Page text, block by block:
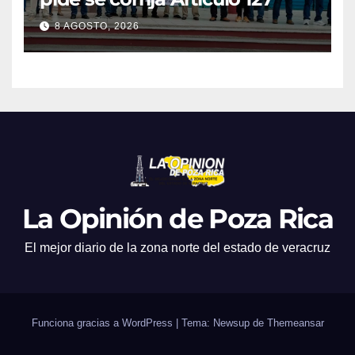
8 AGOSTO, 2026
La Opinión de Poza Rica
El mejor diario de la zona norte del estado de veracruz
Funciona gracias a WordPress Tema: Newsup de Themeansar